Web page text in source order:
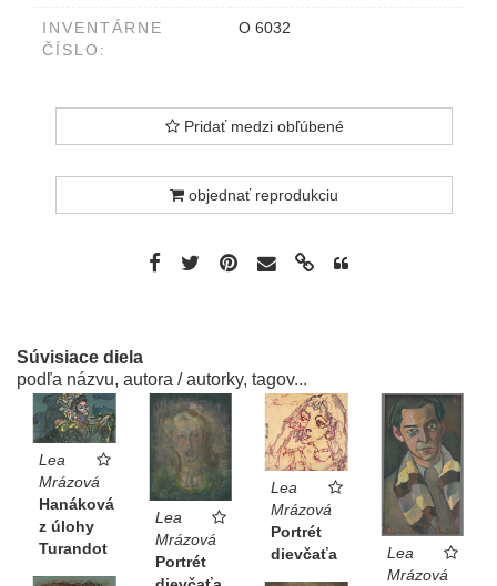
INVENTÁRNE
ČÍSLO:
O 6032
Pridať medzi obľúbené
objednať reprodukciu
Súvisiace diela
podľa názvu, autora / autorky, tagov...
Lea
Mrázová
Hanáková
z úlohy
Turandot
Lea
Mrázová
Portrét
Lea
Mrázová
Portrét
dievčaťa
Lea
Mrázová